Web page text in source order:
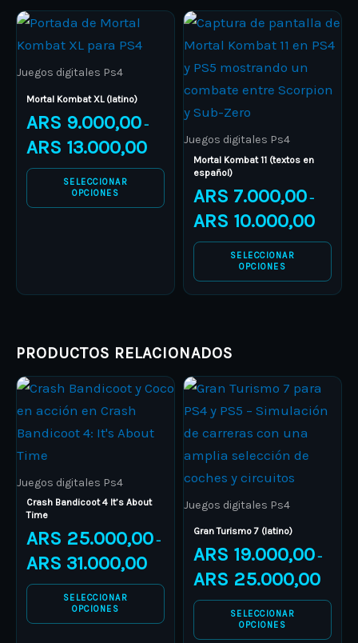
page
page
Juegos digitales Ps4
Mortal Kombat XL (latino)
ARS 9.000,00 –
ARS 13.000,00
ARS 9.000,00
ARS 13.000,00
SELECCIONAR
OPCIONES
This
product
has
The
options
may
be
product
Juegos digitales Ps4
Mortal Kombat 11 (textos en
español)
ARS 7.000,00 –
ARS 10.000,00
Price
range:
ARS
SELECCIONAR
OPCIONES
This
product
has
multiple
variants.
The
options
may
be
chosen
on
product
PRODUCTOS RELACIONADOS
Juegos digitales Ps4
Crash Bandicoot 4 It’s About
Time
ARS 25.000,00 –
ARS 31.000,00
Price
range:
ARS 25.000,00
ARS 31.000,00
SELECCIONAR
OPCIONES
This
product
has
multiple
variants.
The
options
may
be
chosen
Juegos digitales Ps4
Gran Turismo 7 (latino)
ARS 19.000,00 –
ARS 25.000,00
Price
range:
ARS
SELECCIONAR
OPCIONES
This
product
has
multiple
variants.
The
may
chosen
the